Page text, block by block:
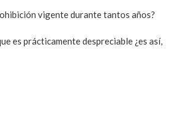
vigente durante tantos años?
es prácticamente despreciable ¿es así,